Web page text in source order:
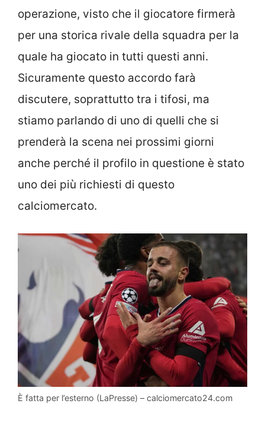
operazione, visto che il giocatore firmerà
per una storica rivale della squadra per la
quale ha giocato in tutti questi anni.
Sicuramente questo accordo farà
discutere, soprattutto tra i tifosi, ma
stiamo parlando di uno di quelli che si
prenderà la scena nei prossimi giorni
anche perché il profilo in questione è stato
uno dei più richiesti di questo
calciomercato.
È fatta per l’esterno (LaPresse) – calciomercato24.com